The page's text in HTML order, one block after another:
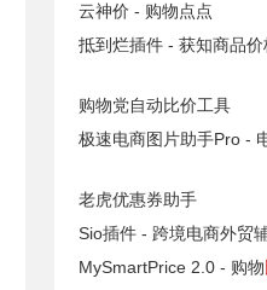
云神价 - 购物点点
抵到烂插件 - 获知商品
购物党自动比价工具
极速电商图片助手Pro -
老虎优惠券助手
Sio插件 - 跨境电商外贸
MySmartPrice 2.0 - 购物